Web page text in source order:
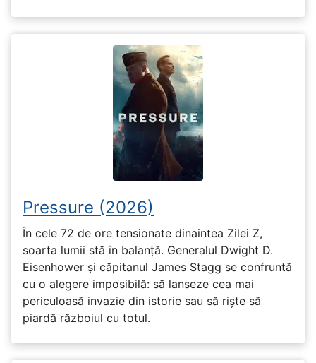
Pressure (2026)
În cele 72 de ore tensionate dinaintea Zilei Z,
soarta lumii stă în balanță. Generalul Dwight D.
Eisenhower și căpitanul James Stagg se confruntă
cu o alegere imposibilă: să lanseze cea mai
periculoasă invazie din istorie sau să riște să
piardă războiul cu totul.